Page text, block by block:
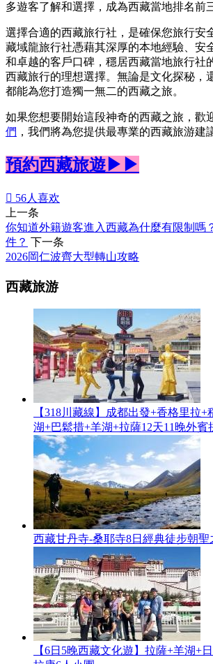
多遊客了解和選擇，成為西藏當地排名前
選擇合適的西藏旅行社，是確保您旅行安
藏域龍旅行社憑藉其深厚的本地經驗、安
和卓越的客戶口碑，穩居西藏當地旅行社
西藏旅行的理想選擇。無論是文化探秘，
都能為您打造獨一無二的西藏之旅。
如果您想要開始這段神奇的西藏之旅，歡
們 ，我們將為您提供最專業的西藏旅游建
預約西藏旅遊▶▶
 56人喜欢
上一条
你知道外籍遊客進入西藏為什麼有限制嗎
件？ 下一条
2026岡仁波齊大型轉山攻略
西藏旅游
【318川藏線】成都出發+香格里拉
湖+巴鬆措+羊湖+拉薩12天11晚外賓
西藏甘丹寺-桑耶寺8日經典徒步朝聖
【6日5晚西藏文化遊】拉薩+羊湖+